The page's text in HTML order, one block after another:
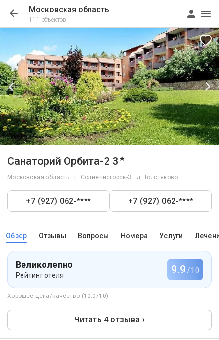
Московская область
111 объектов
Санаторий Орбита-2 3★
Московская область · г. Солнечногорск-3 · д. Толстяково
+7 (927) 062-**** +7 (927) 062-****
Обзор Отзывы Вопросы Номера Услуги
Великолепно
Рейтинг отеля 9.9/10
Хорошее цена/качество (10.0/10)
Читать 4 отзыва ›